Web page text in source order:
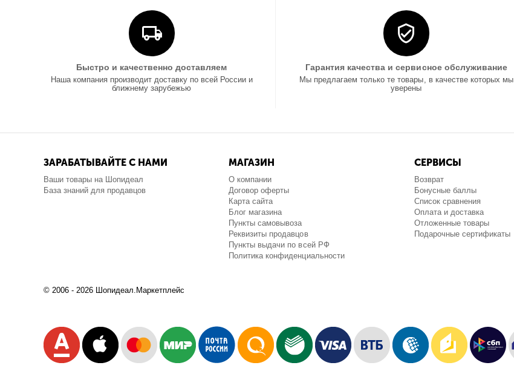
Быстро и качественно доставляем
Наша компания производит доставку по всей России и
ближнему зарубежью
Гарантия качества и сервисное обслуживание
Мы предлагаем только те товары, в качестве которых мы
уверены
ЗАРАБАТЫВАЙТЕ С НАМИ
Ваши товары на Шопидеал
База знаний для продавцов
МАГАЗИН
О компании
Договор оферты
Карта сайта
Блог магазина
Пункты самовывоза
Реквизиты продавцов
Пункты выдачи по всей РФ
Политика конфиденциальности
СЕРВИСЫ
Возврат
Бонусные баллы
Список сравнения
Оплата и доставка
Отложенные товары
Подарочные сертификаты
© 2006 - 2026 Шопидеал.Маркетплейс